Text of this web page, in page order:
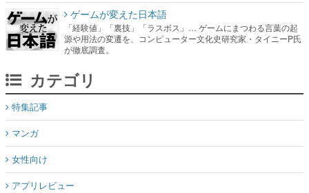
ゲームが変えた日本語
「経験値」「裏技」「ラスボス」… ゲームにまつわる言葉の起
源や用法の変遷を、コンピューター文化史研究家・タイニーP氏
が徹底調査。
カテゴリ
特集記事
マンガ
女性向け
アプリレビュー